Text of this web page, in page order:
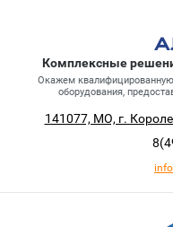
Комплексные
Окажем
оборудования,
141077, МО, г.